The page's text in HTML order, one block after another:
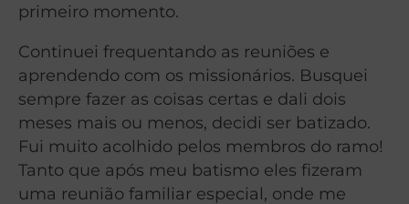
primeiro momento.
Continuei frequentando as reuniões e
aprendendo com os missionários. Busquei
sempre fazer as coisas certas e dali dois
meses mais ou menos, decidi ser batizado.
Fui muito acolhido pelos membros do ramo!
Tanto que após meu batismo eles fizeram
uma reunião familiar especial, onde me